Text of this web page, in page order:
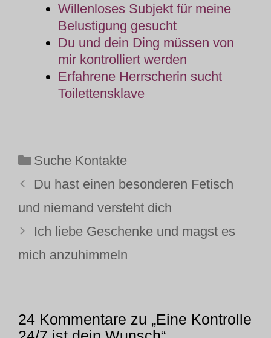
Willenloses Subjekt für meine
Belustigung gesucht
Du und dein Ding müssen von
mir kontrolliert werden
Erfahrene Herrscherin sucht
Toilettensklave
Kategorien
Suche Kontakte
Du hast einen besonderen Fetisch
und niemand versteht dich
Ich liebe Geschenke und magst es
mich anzuhimmeln
24 Kommentare zu „Eine Kontrolle